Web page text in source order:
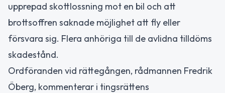
upprepad skottlossning mot en bil och att
brottsoffren saknade möjlighet att fly eller
försvara sig. Flera anhöriga till de avlidna tilldöms
skadestånd.
Ordföranden vid rättegången, rådmannen Fredrik
Öberg, kommenterar i tingsrättens